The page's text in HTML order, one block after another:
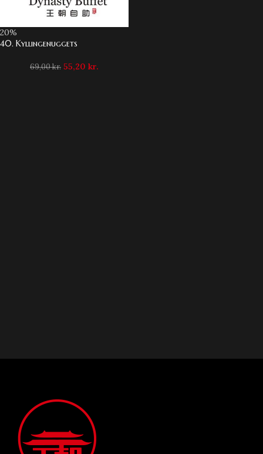
20%
40. Kyllingenuggets
69,00kr. 55,20 kr.